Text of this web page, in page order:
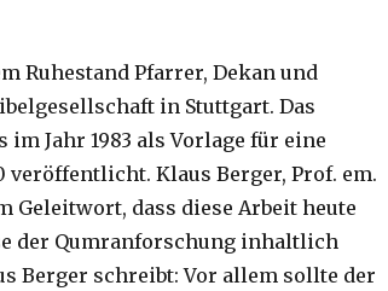
Ruhestand Pfarrer, Dekan und
in Stuttgart. Das
Jahr 1983 als Vorlage für eine
Klaus Berger, Prof. em.
Geleitwort, dass diese Arbeit heute
der Qumranforschung inhaltlich
Berger schreibt: Vor allem sollte der